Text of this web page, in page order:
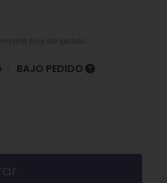
final del pedido.
BAJO PEDIDO